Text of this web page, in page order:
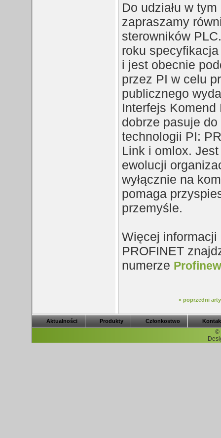
Do udziału w
zapraszamy
sterowników
roku specyfikacja
i jest obecnie
przez PI w celu
publicznego
Interfejs Komend
dobrze pasuje
technologii PI:
Link i omlox.
ewolucji
wyłącznie na
pomaga
przemyśle.
Więcej informacji
PROFINET
numerze
« poprzedni
Aktualności Produkty Członkostwo
©